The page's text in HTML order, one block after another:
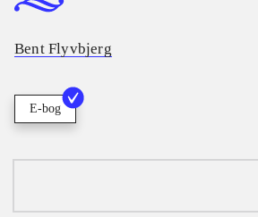
Bent Flyvbjerg
E-bog